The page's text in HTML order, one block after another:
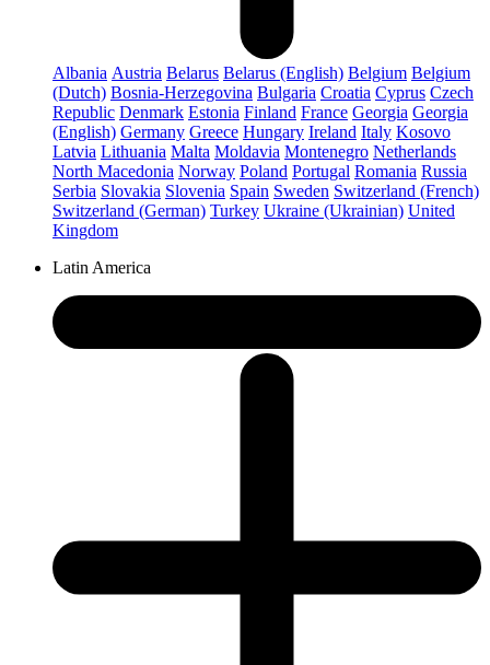
Albania Austria Belarus Belarus (English) Belgium Belgium
(Dutch) Bosnia-Herzegovina Bulgaria Croatia Cyprus Czech
Republic Denmark Estonia Finland France Georgia Georgia
(English) Germany Greece Hungary Ireland Italy Kosovo
Latvia Lithuania Malta Moldavia Montenegro Netherlands
North Macedonia Norway Poland Portugal Romania Russia
Serbia Slovakia Slovenia Spain Sweden Switzerland (French)
Switzerland (German) Turkey Ukraine (Ukrainian) United
Kingdom
Latin America